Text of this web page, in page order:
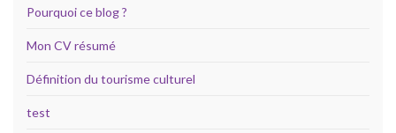
Pourquoi ce blog ?
Mon CV résumé
Définition du tourisme culturel
test